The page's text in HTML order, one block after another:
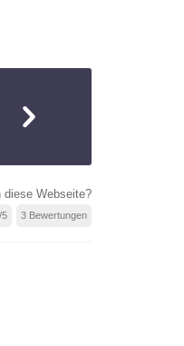
diese Webseite?
/5 3 Bewertungen